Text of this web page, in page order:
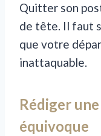
Quitter son
de tête. Il faut
que votre
inattaquable.
Rédiger
équivoque